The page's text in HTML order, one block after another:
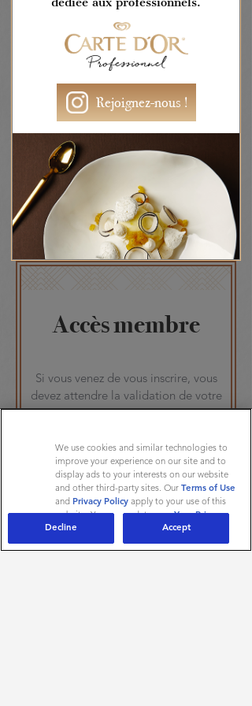
S'inscrire au club
Devenez membre du Club
Maison Carte d‘Or et
bénéficiez de privilèges
professionnels.
S'inscrire
Accès membre
Si vous venez de vous inscrire, vous
devez attendre la validation de votre
* Champs obligatoires
Rejoignez-nous !
We use cookies and similar technologies to
improve your experience on our site and to
display ads to your interests on our website
and other third-party sites. Our Terms of Use
and Privacy Policy apply to your use of this
website. You can update yourYour Privacy
Rights
AdChoices
Decline Accept